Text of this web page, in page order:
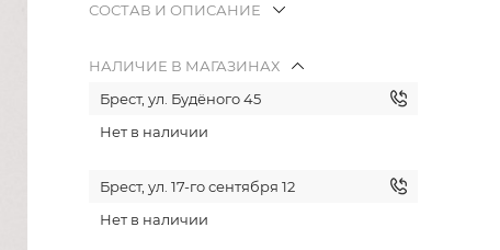
СОСТАВ И ОПИСАНИЕ
НАЛИЧИЕ В МАГАЗИНАХ
Брест, ул. Будёного 45
Нет в наличии
Брест, ул. 17-го сентября 12
Нет в наличии